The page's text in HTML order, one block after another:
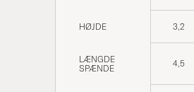
HØJDE 3,2
LÆNGDE
SPÆNDE
4,5